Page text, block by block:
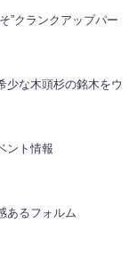
”クランクアップパー
少な木頭杉の銘木をウ
ント情報
あるフォルム